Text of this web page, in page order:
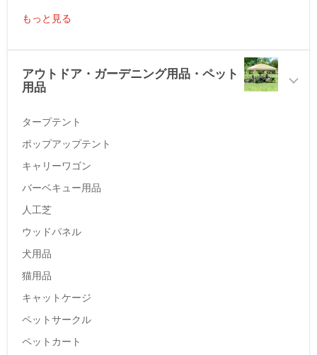
もっと見る
アウトドア・ガーデニング用品・ペット
用品
タープテント
ポップアップテント
キャリーワゴン
バーベキュー用品
人工芝
ウッドパネル
犬用品
猫用品
キャットケージ
ペットサークル
ペットカート